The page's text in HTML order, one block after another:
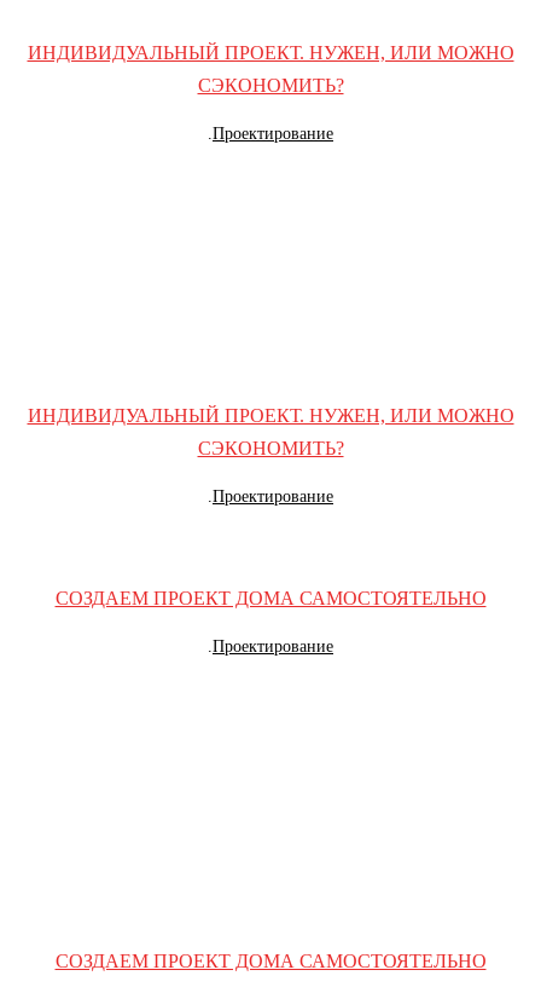
ИНДИВИДУАЛЬНЫЙ ПРОЕКТ. НУЖЕН, ИЛИ МОЖНО
СЭКОНОМИТЬ?
Проектирование
ИНДИВИДУАЛЬНЫЙ ПРОЕКТ. НУЖЕН, ИЛИ МОЖНО
СЭКОНОМИТЬ?
Проектирование
СОЗДАЕМ ПРОЕКТ ДОМА САМОСТОЯТЕЛЬНО
Проектирование
СОЗДАЕМ ПРОЕКТ ДОМА САМОСТОЯТЕЛЬНО